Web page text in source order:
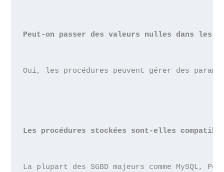
Peut-on passer des valeurs nulles dans les
Oui, les procédures peuvent gérer des
Les procédures stockées sont-elles
La plupart des SGBD majeurs comme